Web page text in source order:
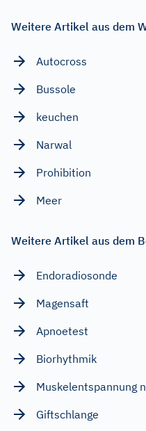
Weitere Artikel aus dem
Autocross
Bussole
keuchen
Narwal
Prohibition
Meer
Weitere Artikel aus dem
Endoradiosonde
Magensaft
Apnoetest
Biorhythmik
Muskelentspannung
Giftschlange